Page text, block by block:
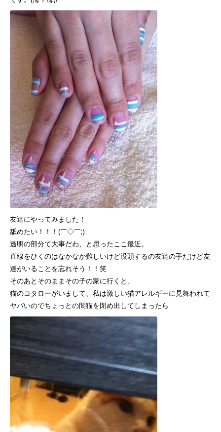
友達にやってみました！
舐めたい！！！(￣◇￣;)
透明の部分て大事だわ、と思ったここ最近。
直線をひくのはなかなか難しいけど没頭するの友達の手だけど友
達がいることを忘れそう！！笑
そのあとそのままその子の家に行くと、
猫のコタローがいまして、私は激しい猫アレルギーに見舞われて
ヤバいのでちょっとの間猫を閉め出してしまったら